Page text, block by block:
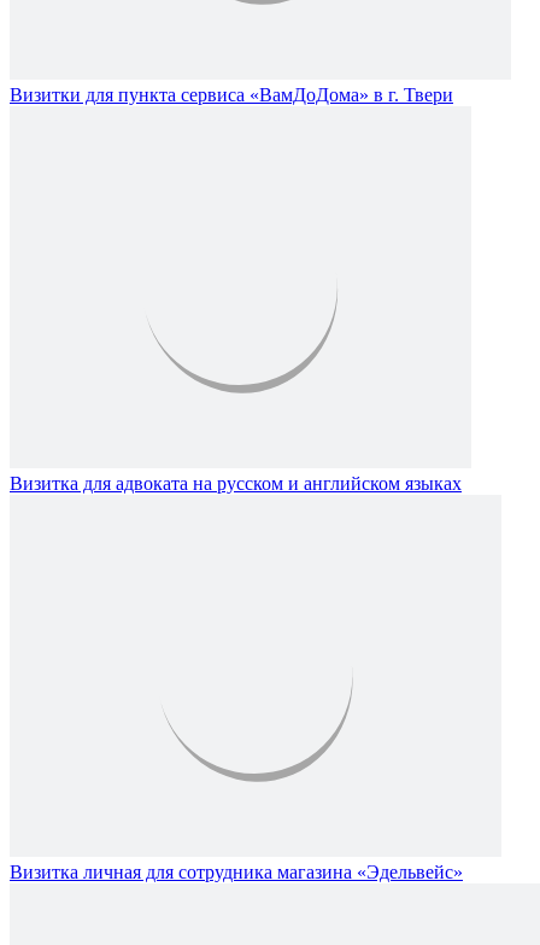
Визитки для пункта сервиса «ВамДоДома» в г. Твери
Визитка для адвоката на русском и английском языках
Визитка личная для сотрудника магазина «Эдельвейс»